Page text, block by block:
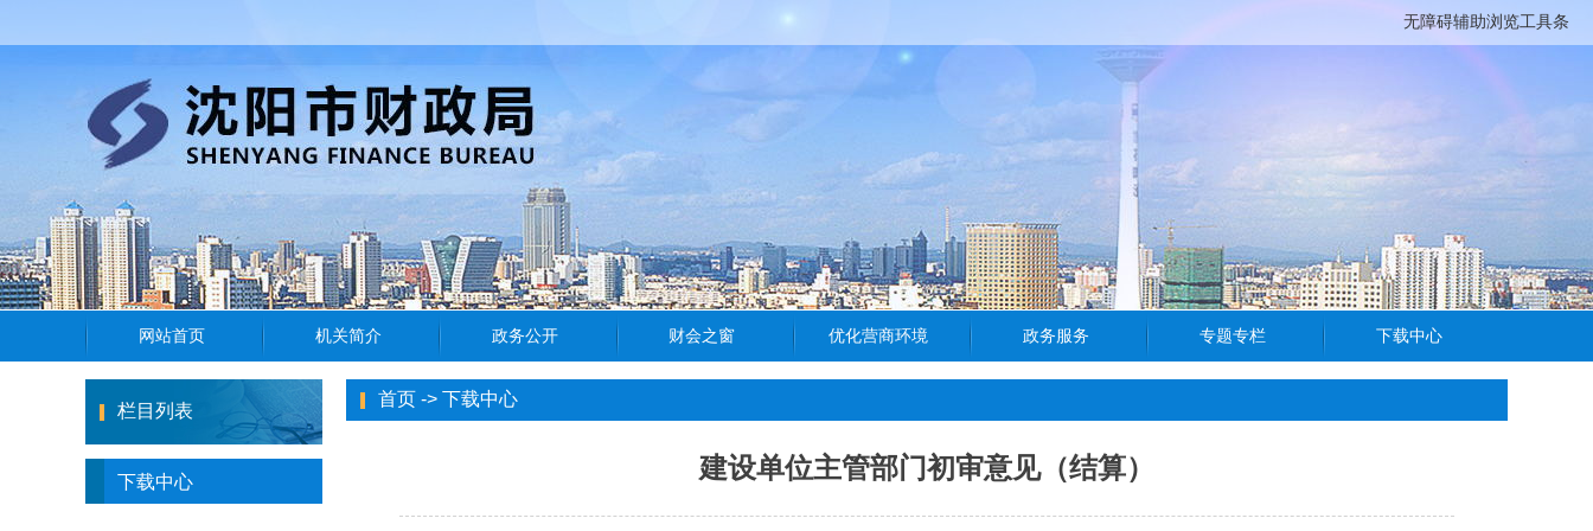
无障碍辅助浏览工具条
栏目列表
下载中心
首页 -> 下载中心
建设单位主管部门初审意见（结算）